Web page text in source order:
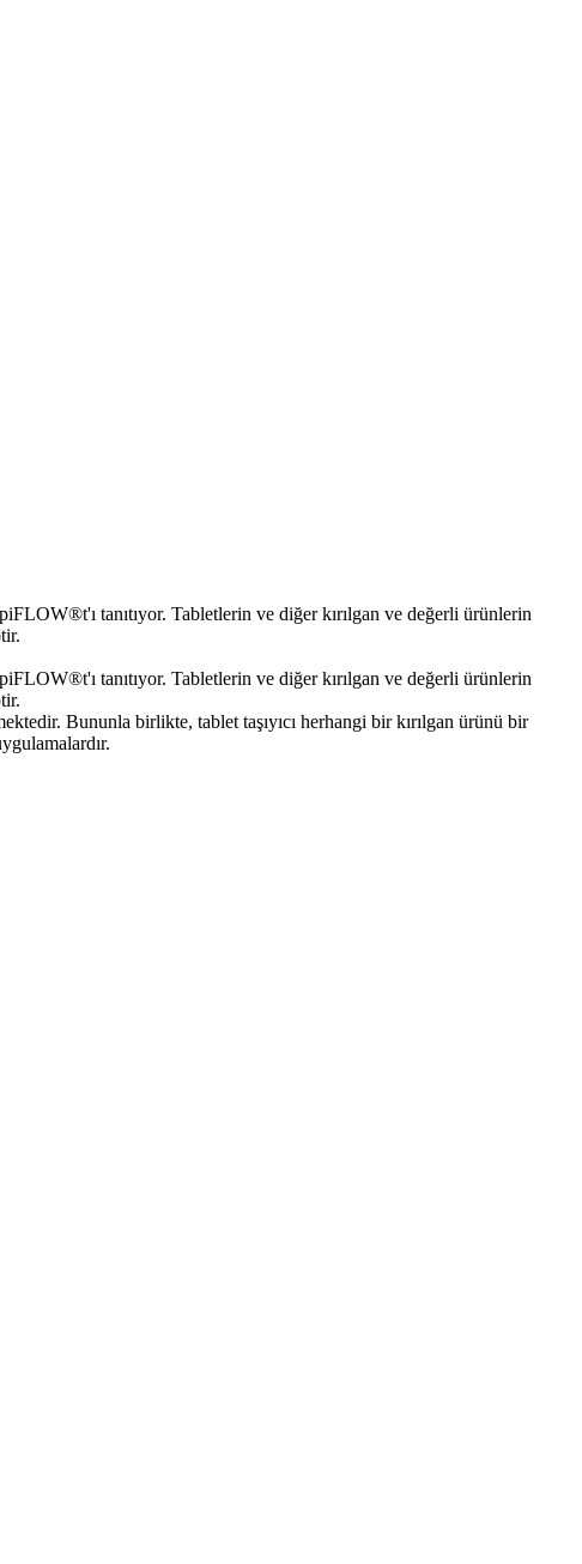
tanıtıyor. Tabletlerin ve diğer kırılgan ve değerli ürünlerin
tanıtıyor. Tabletlerin ve diğer kırılgan ve değerli ürünlerin
Bununla birlikte, tablet taşıyıcı herhangi bir kırılgan ürünü bir